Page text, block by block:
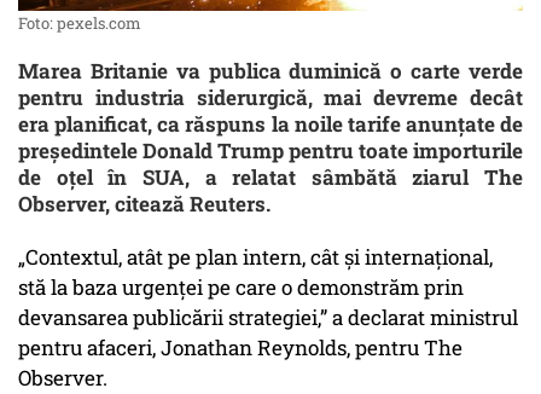
Foto: pexels.com
Marea Britanie va publica duminică o carte verde
pentru industria siderurgică, mai devreme decât
era planificat, ca răspuns la noile tarife anunțate de
președintele Donald Trump pentru toate importurile
de oțel în SUA, a relatat sâmbătă ziarul The
Observer, citează Reuters.
„Contextul, atât pe plan intern, cât și internațional,
stă la baza urgenței pe care o demonstrăm prin
devansarea publicării strategiei,” a declarat ministrul
pentru afaceri, Jonathan Reynolds, pentru The
Observer.